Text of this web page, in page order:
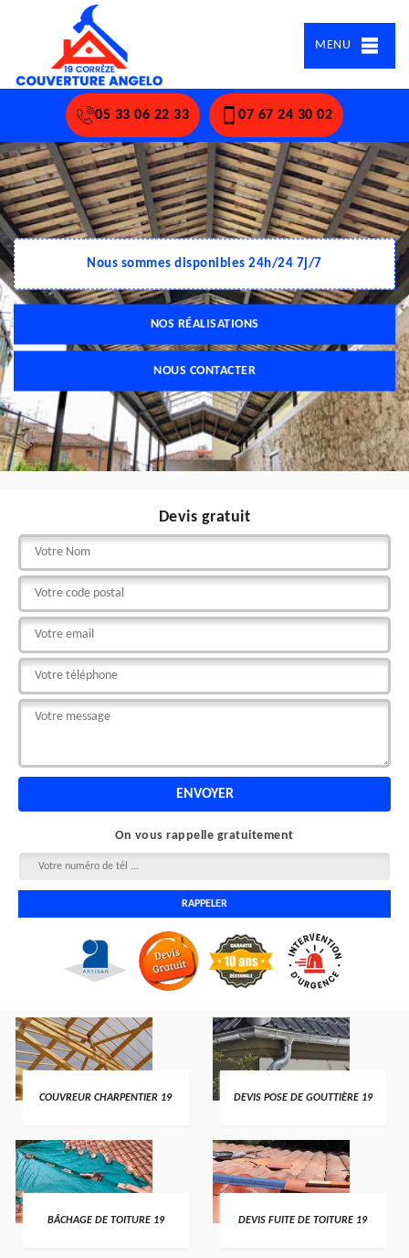
MENU
05 33 06 22 33 07 67 24 30 02
Nous sommes disponibles 24h/24 7j/7
NOS RÉALISATIONS
NOUS CONTACTER
Devis gratuit
On vous rappelle gratuitement
COUVREUR CHARPENTIER 19 DEVIS POSE DE GOUTTIÈRE 19
BÂCHAGE DE TOITURE 19 DEVIS FUITE DE TOITURE 19